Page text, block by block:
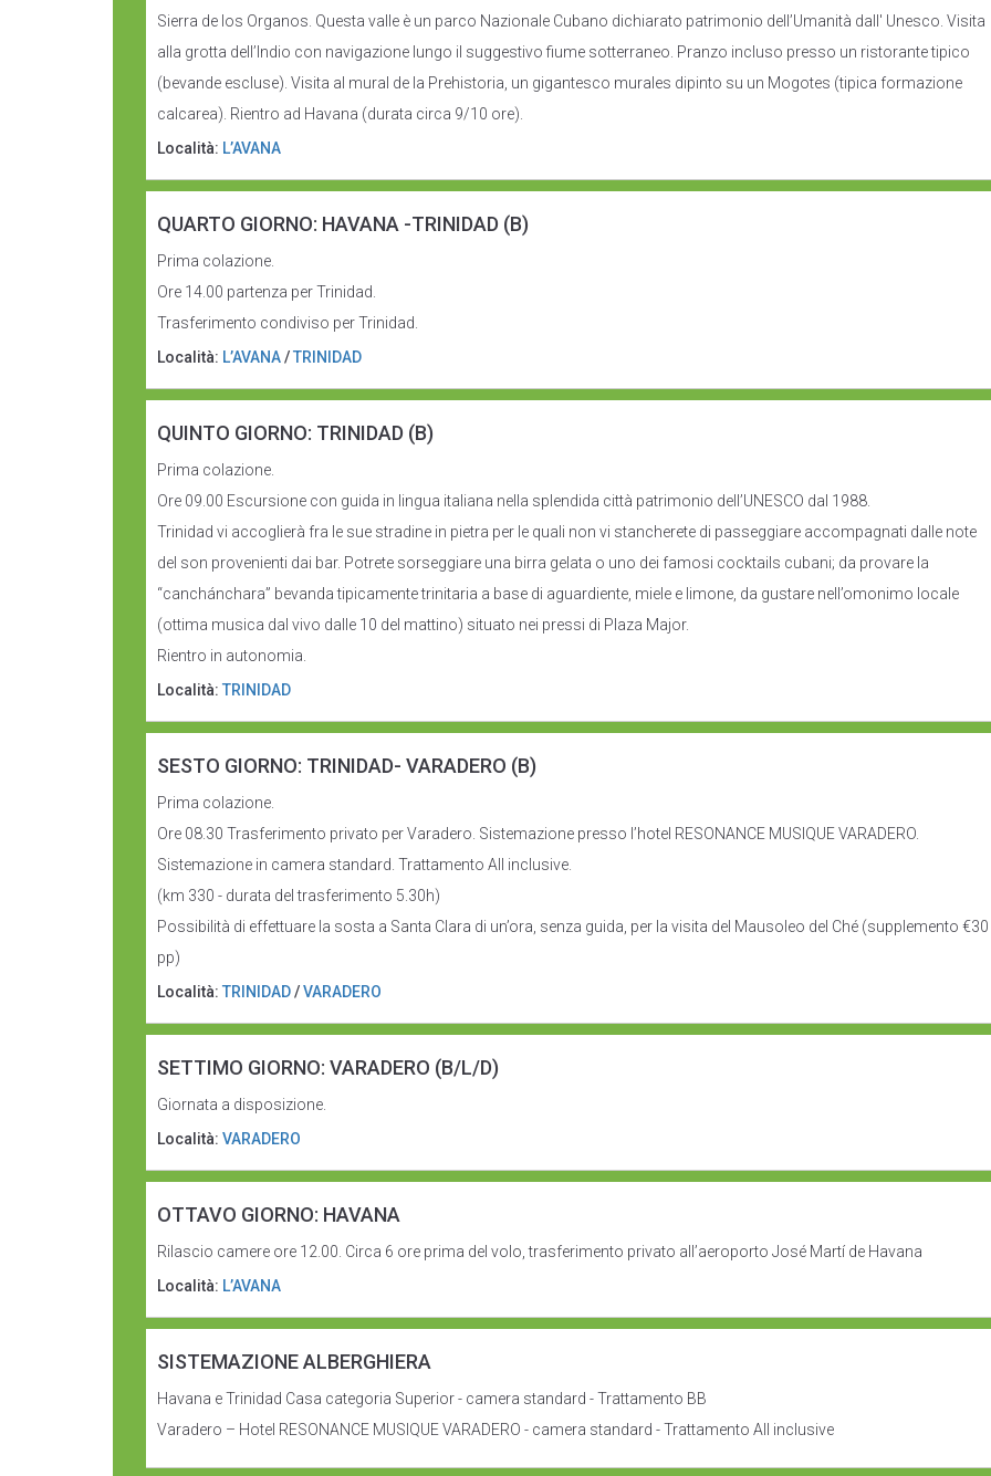
Sierra de los Organos. Questa valle è un parco Nazionale Cubano dichiarato patrimonio dell’Umanità dall' Unesco. Visita
alla grotta dell’Indio con navigazione lungo il suggestivo fiume sotterraneo. Pranzo incluso presso un ristorante tipico
(bevande escluse). Visita al mural de la Prehistoria, un gigantesco murales dipinto su un Mogotes (tipica formazione
calcarea). Rientro ad Havana (durata circa 9/10 ore).
Località: L’AVANA
QUARTO GIORNO: HAVANA -TRINIDAD (B)
Prima colazione.
Ore 14.00 partenza per Trinidad.
Trasferimento condiviso per Trinidad.
Località: L’AVANA/TRINIDAD
QUINTO GIORNO: TRINIDAD (B)
Prima colazione.
Ore 09.00 Escursione con guida in lingua italiana nella splendida città patrimonio dell’UNESCO dal 1988.
Trinidad vi accoglierà fra le sue stradine in pietra per le quali non vi stancherete di passeggiare accompagnati dalle note
del son provenienti dai bar. Potrete sorseggiare una birra gelata o uno dei famosi cocktails cubani; da provare la
“canchánchara” bevanda tipicamente trinitaria a base di aguardiente, miele e limone, da gustare nell’omonimo locale
(ottima musica dal vivo dalle 10 del mattino) situato nei pressi di Plaza Major.
Rientro in autonomia.
Località: TRINIDAD
SESTO GIORNO: TRINIDAD- VARADERO (B)
Prima colazione.
Ore 08.30 Trasferimento privato per Varadero. Sistemazione presso l’hotel RESONANCE MUSIQUE VARADERO.
Sistemazione in camera standard. Trattamento All inclusive.
(km 330 - durata del trasferimento 5.30h)
Possibilità di effettuare la sosta a Santa Clara di un’ora, senza guida, per la visita del Mausoleo del Ché (supplemento €30
pp)
Località: TRINIDAD/VARADERO
SETTIMO GIORNO: VARADERO (B/L/D)
Giornata a disposizione.
Località: VARADERO
OTTAVO GIORNO: HAVANA
Rilascio camere ore 12.00. Circa 6 ore prima del volo, trasferimento privato all’aeroporto José Martí de Havana
Località: L’AVANA
SISTEMAZIONE ALBERGHIERA
Havana e Trinidad Casa categoria Superior - camera standard - Trattamento BB
Varadero – Hotel RESONANCE MUSIQUE VARADERO - camera standard - Trattamento All inclusive